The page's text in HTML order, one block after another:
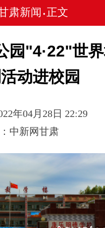
肃新闻 • 正文
园"4·22"世
动进校园
年04月28日 22:29
中新网甘肃